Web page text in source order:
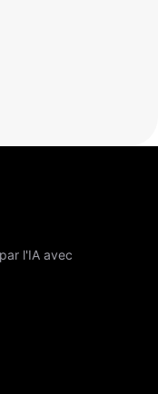
l'IA avec